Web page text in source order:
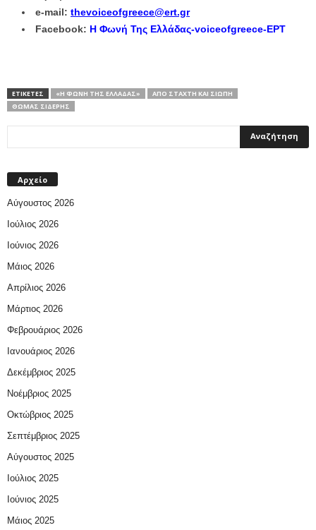
e-mail: thevoiceofgreece@ert.gr
Facebook: Η Φωνή Της Ελλάδας-voiceofgreece-ΕΡΤ
ΕΤΙΚΕΤΕΣ «Η ΦΩΝΉ ΤΗΣ ΕΛΛΆΔΑΣ»
ΑΠΌ ΣΤΆΧΤΗ ΚΑΙ ΣΙΩΠΉ
ΘΩΜΆΣ ΣΊΔΕΡΗΣ
Αρχείο
Αύγουστος 2026
Ιούλιος 2026
Ιούνιος 2026
Μάιος 2026
Απρίλιος 2026
Μάρτιος 2026
Φεβρουάριος 2026
Ιανουάριος 2026
Δεκέμβριος 2025
Νοέμβριος 2025
Οκτώβριος 2025
Σεπτέμβριος 2025
Αύγουστος 2025
Ιούλιος 2025
Ιούνιος 2025
Μάιος 2025